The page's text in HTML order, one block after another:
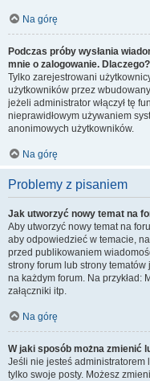
Na górę
Podczas próby wysłania
mnie o zalogowanie. Dlaczego?
Tylko zarejestrowani
użytkowników przez
jeżeli administrator włączył tę
nieprawidłowym używaniem
anonimowych użytkowników.
Na górę
Problemy z pisaniem
Jak utworzyć nowy temat na
Aby utworzyć nowy temat na
aby odpowiedzieć w temacie,
przed publikowaniem
strony forum lub strony
na każdym forum. Na przykład:
załączniki itp.
Na górę
W jaki sposób można zmienić
Jeśli nie jesteś administratorem
tylko swoje posty. Możesz